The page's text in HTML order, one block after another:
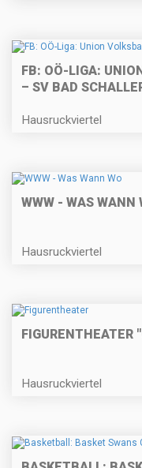
FB: OÖ-LIGA:
– SV BAD
Hausruckviertel
WWW - WAS WANN
Hausruckviertel
FIGURENTHEATER
Hausruckviertel